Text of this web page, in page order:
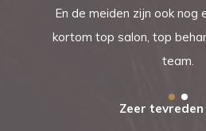
En de meiden zijn ook nog
kortom top salon, top
team.
Zeer